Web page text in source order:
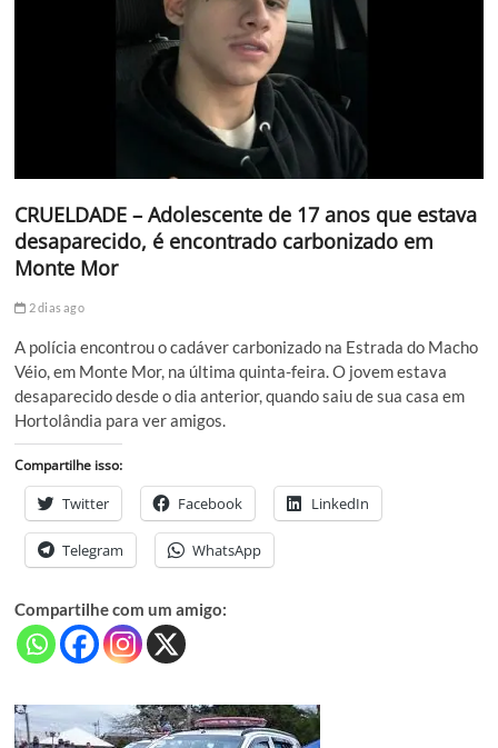
CRUELDADE – Adolescente de 17 anos que estava
desaparecido, é encontrado carbonizado em
Monte Mor
2 dias ago
A polícia encontrou o cadáver carbonizado na Estrada do Macho
Véio, em Monte Mor, na última quinta-feira. O jovem estava
desaparecido desde o dia anterior, quando saiu de sua casa em
Hortolândia para ver amigos.
Compartilhe isso:
Twitter Facebook LinkedIn
Telegram WhatsApp
Compartilhe com um amigo: